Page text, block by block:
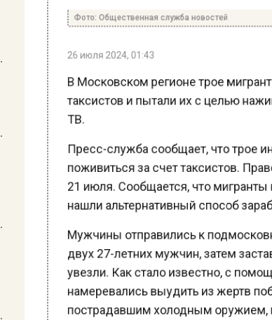
таксистов и пытали их с целью
ТВ.
Пресс-служба сообщает, что трое
поживиться за счет таксистов.
21 июля. Сообщается, что мигранты
нашли альтернативный способ
Мужчины отправились к
двух 27-летних мужчин, затем
увезли. Как стало известно, с
намеревались выудить из жертв
пострадавшим холодным оружием,